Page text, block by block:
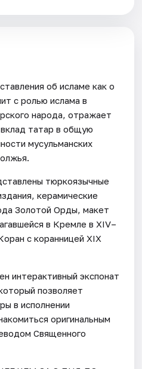
об исламе как о
с ролью ислама в
народа, отражает
татар в общую
мусульманских
тюркоязычные
керамические
Золотой Орды, макет
в Кремле в XIV–
с коранницей XIX
интерактивный экспонат
позволяет
в исполнении
оригинальным
Священного